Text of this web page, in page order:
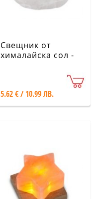
Свещник от
хималайска сол -
5.62 € / 10.99 ЛВ.